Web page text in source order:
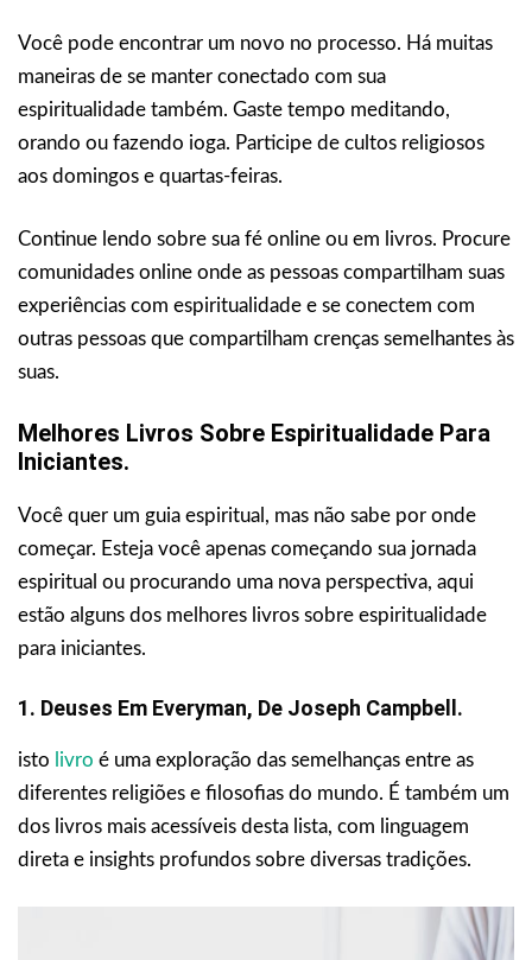
Você pode encontrar um novo no processo. Há muitas
maneiras de se manter conectado com sua
espiritualidade também. Gaste tempo meditando,
orando ou fazendo ioga. Participe de cultos religiosos
aos domingos e quartas-feiras.
Continue lendo sobre sua fé online ou em livros. Procure
comunidades online onde as pessoas compartilham suas
experiências com espiritualidade e se conectem com
outras pessoas que compartilham crenças semelhantes às
suas.
Melhores Livros Sobre Espiritualidade Para
Iniciantes.
Você quer um guia espiritual, mas não sabe por onde
começar. Esteja você apenas começando sua jornada
espiritual ou procurando uma nova perspectiva, aqui
estão alguns dos melhores livros sobre espiritualidade
para iniciantes.
1. Deuses Em Everyman, De Joseph Campbell.
isto livro é uma exploração das semelhanças entre as
diferentes religiões e filosofias do mundo. É também um
dos livros mais acessíveis desta lista, com linguagem
direta e insights profundos sobre diversas tradições.